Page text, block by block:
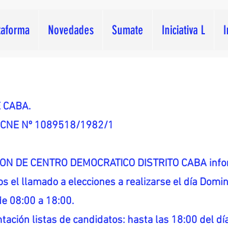
Novedades Sumate Iniciativa L
CABA.
Nº 1089518/1982/1
DE CENTRO DEMOCRATICO DISTRITO CABA
el llamado a elecciones a realizarse el día
08:00 a 18:00.
listas de candidatos: hasta las 18:00 del